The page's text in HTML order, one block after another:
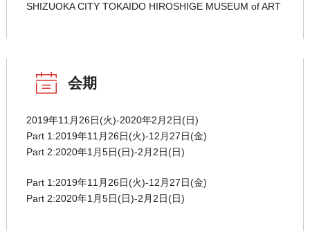
SHIZUOKA CITY TOKAIDO HIROSHIGE MUSEUM of ART
会期
2019年11月26日(火)-2020年2月2日(日)
Part 1:2019年11月26日(火)-12月27日(金)
Part 2:2020年1月5日(日)-2月2日(日)
Part 1:2019年11月26日(火)-12月27日(金)
Part 2:2020年1月5日(日)-2月2日(日)